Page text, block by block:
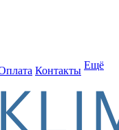
Контакты Ещё